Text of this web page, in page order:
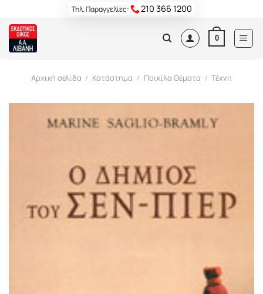
content
Τηλ. Παραγγελίες: 210 366 1200
0
Αρχική σελίδα / Κατάστημα / Ποικίλα Θέματα / Τέχνη